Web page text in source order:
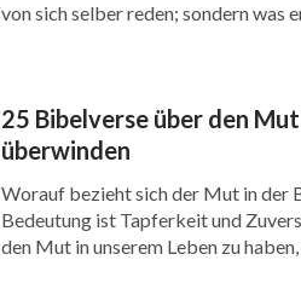
von sich selber reden; sondern was
25 Bibelverse über den
überwinden
Worauf bezieht sich der Mut in der
Bedeutung ist Tapferkeit und
den Mut in unserem Leben zu